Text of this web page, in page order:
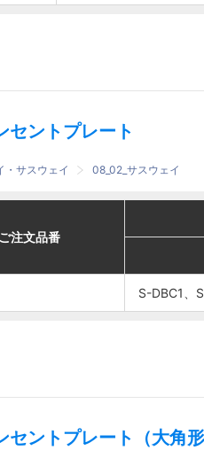
CP3、S-CP4、S-
CP3、S-CP4、S-
セントプレート
・サスウェイ 08_02_サスウェイ
埋
S-DBC1、S-DBC1U ─
ご注文品番
S-DBC1、
埋
S-DBC1、S-DBC1U ─
ご注文品番
S-DBC1、
セントプレート（大角形